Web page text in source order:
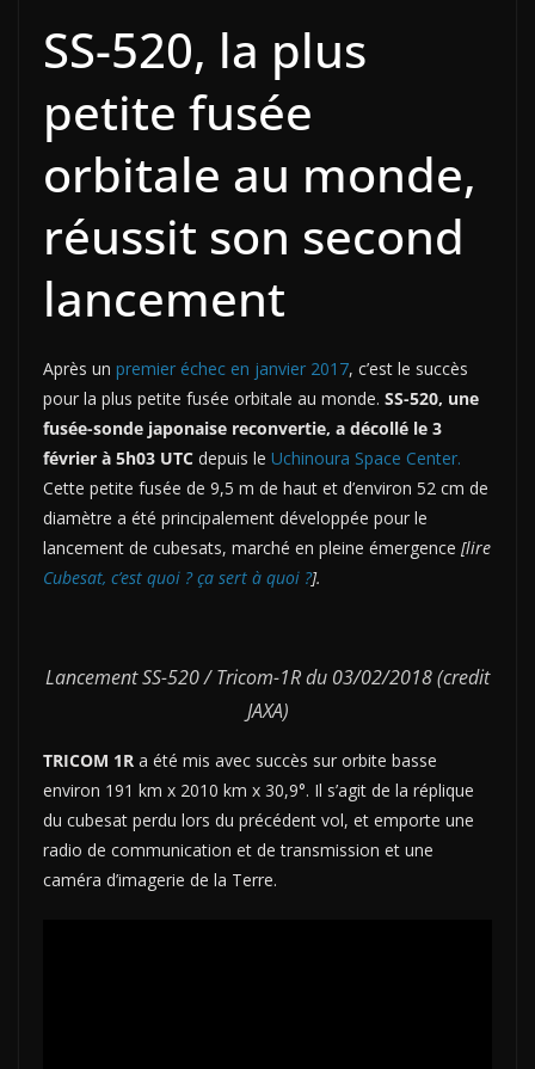
SS-520, la plus
petite fusée
orbitale au monde,
réussit son second
lancement
Après un premier échec en janvier 2017, c’est le succès
pour la plus petite fusée orbitale au monde. SS-520, une
fusée-sonde japonaise reconvertie, a décollé le 3
février à 5h03 UTC depuis le Uchinoura Space Center.
Cette petite fusée de 9,5 m de haut et d’environ 52 cm de
diamètre a été principalement développée pour le
lancement de cubesats, marché en pleine émergence [lire
Cubesat, c’est quoi ? ça sert à quoi ?].
Lancement SS-520 / Tricom-1R du 03/02/2018 (credit
JAXA)
TRICOM 1R a été mis avec succès sur orbite basse
environ 191 km x 2010 km x 30,9°. Il s’agit de la réplique
du cubesat perdu lors du précédent vol, et emporte une
radio de communication et de transmission et une
caméra d’imagerie de la Terre.